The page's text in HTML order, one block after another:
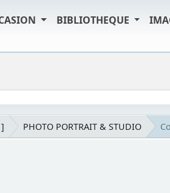
BIBLIOTHEQUE
PHOTO PORTRAIT & STUDIO